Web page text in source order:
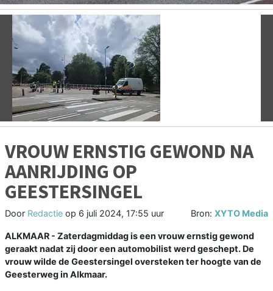
Vorige
VROUW ERNSTIG GEWOND NA
AANRIJDING OP
GEESTERSINGEL
Door Redactie op 6 juli 2024, 17:55 uur Bron: XYTO Media
ALKMAAR - Zaterdagmiddag is een vrouw ernstig gewond
geraakt nadat zij door een automobilist werd geschept. De
vrouw wilde de Geestersingel oversteken ter hoogte van de
Geesterweg in Alkmaar.